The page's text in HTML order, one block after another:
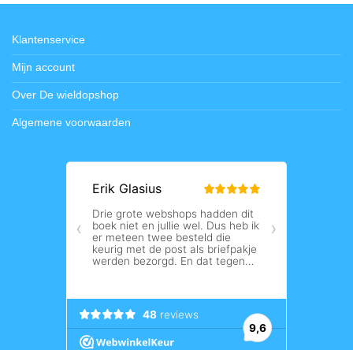
Klantenservice
Mijn account
Over De wieldopshop
Algemene voorwaarden